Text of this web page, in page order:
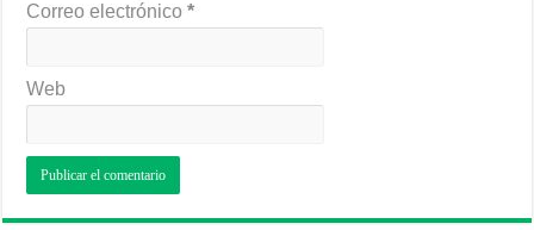
Correo electrónico*
Web